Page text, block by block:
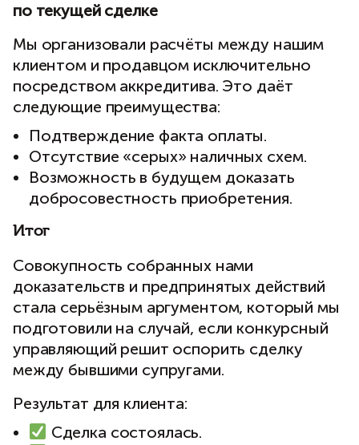
по текущей сделке
Мы организовали расчёты между нашим
клиентом и продавцом исключительно
посредством аккредитива. Это даёт
следующие преимущества:
Подтверждение факта оплаты.
Отсутствие «серых» наличных схем.
Возможность в будущем доказать
добросовестность приобретения.
Итог
Совокупность собранных нами
доказательств и предпринятых действий
стала серьёзным аргументом, который мы
подготовили на случай, если конкурсный
управляющий решит оспорить сделку
между бывшими супругами.
Результат для клиента:
Сделка состоялась.